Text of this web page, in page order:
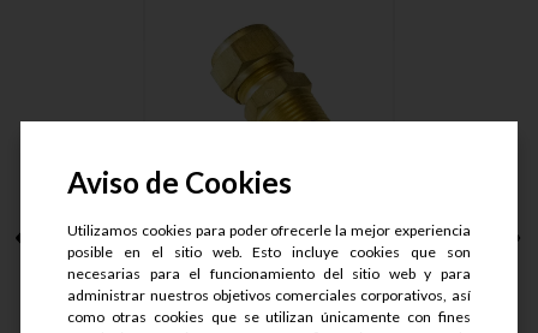
CONECTOR MACHO
ARMAD LT. T....
S/.50.9
Aviso de Cookies
Utilizamos cookies para poder ofrecerle la mejor experiencia
posible en el sitio web. Esto incluye cookies que son
necesarias para el funcionamiento del sitio web y para
administrar nuestros objetivos comerciales corporativos, así
como otras cookies que se utilizan únicamente con fines